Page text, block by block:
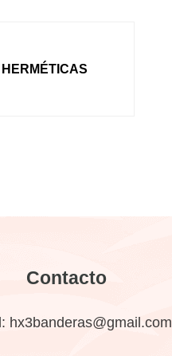
Contacto
hx3banderas@gmail.com